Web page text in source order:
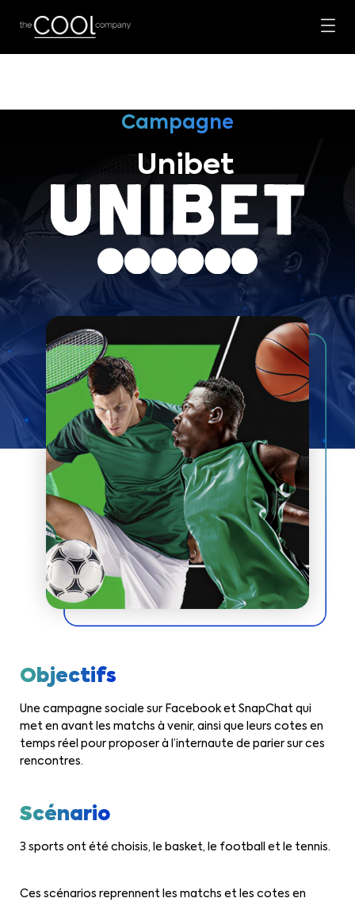
Campagne
Unibet
Objectifs
Une campagne sociale sur Facebook et SnapChat qui
met en avant les matchs à venir, ainsi que leurs cotes en
temps réel pour proposer à l’internaute de parier sur ces
rencontres.
Scénario
3 sports ont été choisis, le basket, le football et le tennis.
Ces scénarios reprennent les matchs et les cotes en